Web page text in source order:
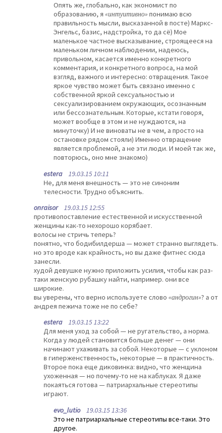
Опять же, глобально, как экономист по
образованию, я «интуитивно»понимаю всю
правильность мысли, высказанной в посте) Маркс-
Энгельс, базис, надстройка, то да сё) Мое
маленькое частное высказывание, строящееся на
маленьком личном наблюдении, надеюсь,
привольном, касается именно конкретного
комментария, и конкретного вопроса, на мой
взгляд, важного и интересно: отвращения. Такое
яркое чувство может быть связано именно с
собственной яркой сексуальностью и
сексуализированием окружающих, осознанным
или бессознательным. Которые, кстати говоря,
может вообще в этом и не нуждаются, на
минуточку) И не виноваты не в чем, а просто на
остановке рядом стояли) Именно отвращение
является проблемой, а не эти люди. И моей так же,
повторюсь, оно мне знакомо)
estera 19.03.15 10:11
Не, для меня внешность — это не синоним
телесности. Трудно объяснить.
onraisor19.03.15 12:55
противопоставление естественной и искусственной
женщины как-то нехорошо корябает.
волосы не стричь теперь?
понятно, что бодибилдерша — может странно выглядеть.
но это вроде как крайность, но вы даже фитнес сюда
занесли.
худой девушке нужно приложить усилия, чтобы как раз-
таки женскую рубашку найти, например. они все
широкие.
вы уверены, что верно используете слово «андрогин»? а от
андрея пежича тоже не по себе?
estera 19.03.15 13:22
Для меня уход за собой — не ругательство, а норма.
Когда у людей становится больше денег — они
начинают ухаживать за собой. Некоторые — с уклоном
в гиперженственность, некоторые — в практичность.
Второе пока еще диковинка: видно, что женщина
ухоженная — но почему-то не на каблуках. Я даже
покаяться готова — патриархальные стереотипы
играют.
evo_lutio19.03.15 13:36
Это не патриархальные стереотипы все-таки. Это
другое.